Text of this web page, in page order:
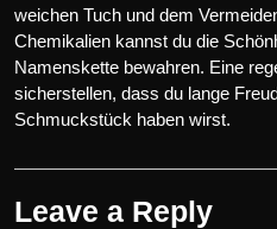
weichen Tuch und dem
Chemikalien kannst du die
Namenskette bewahren. Eine
sicherstellen, dass du lange
Schmuckstück haben wirst.
Leave a Reply